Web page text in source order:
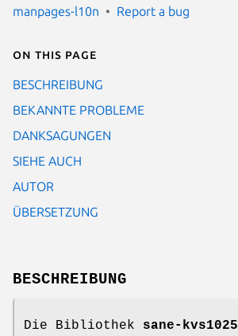
manpages-l10n
Report a bug
On this page
BESCHREIBUNG
BEKANNTE PROBLEME
DANKSAGUNGEN
SIEHE AUCH
AUTOR
ÜBERSETZUNG
BESCHREIBUNG
Die Bibliothek sane-kvs1025